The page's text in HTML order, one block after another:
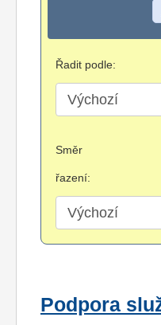
Řadit podle:
Směr
řazení:
Podpora